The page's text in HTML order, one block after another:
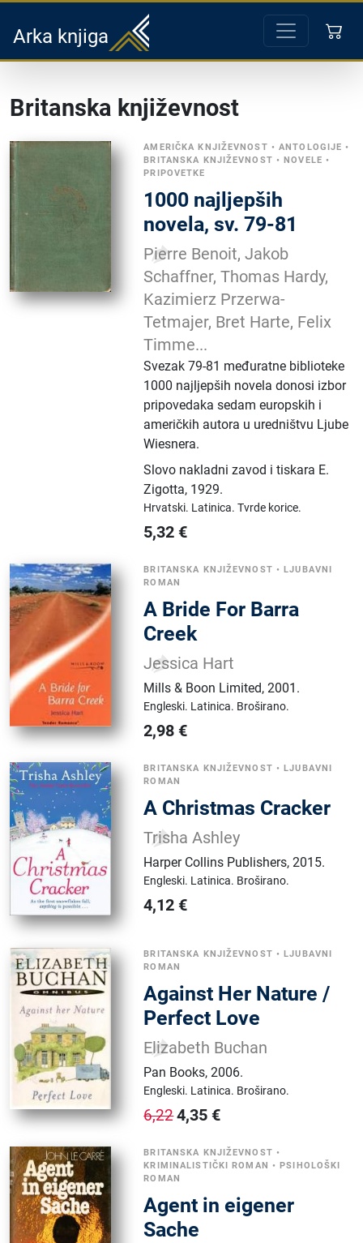
Arka knjiga
Britanska književnost
AMERIČKA KNJIŽEVNOST •ANTOLOGIJE •
BRITANSKA KNJIŽEVNOST •NOVELE •
PRIPOVETKE
1000 najljepših
novela, sv. 79-81
Pierre Benoit, Jakob
Schaffner, Thomas Hardy,
Kazimierz Przerwa-
Tetmajer, Bret Harte, Felix
Timme...
Svezak 79-81 međuratne biblioteke
1000 najljepših novela donosi izbor
pripovedaka sedam europskih i
američkih autora u uredništvu Ljube
Wiesnera.
Slovo nakladni zavod i tiskara E.
Zigotta, 1929.
Hrvatski. Latinica.Tvrde korice.
5,32 €
BRITANSKA KNJIŽEVNOST •LJUBAVNI
ROMAN
A Bride For Barra
Creek
Jessica Hart
Mills & Boon Limited,2001.
Engleski. Latinica. Broširano.
2,98 €
BRITANSKA KNJIŽEVNOST •LJUBAVNI
ROMAN
A Christmas Cracker
Trisha Ashley
Harper Collins Publishers,2015.
Engleski. Latinica. Broširano.
4,12 €
BRITANSKA KNJIŽEVNOST • LJUBAVNI
ROMAN
Against Her Nature /
Perfect Love
Elizabeth Buchan
Pan Books,2006.
Engleski. Latinica. Broširano.
6,224,35 €
BRITANSKA KNJIŽEVNOST •
KRIMINALISTIČKI ROMAN • PSIHOLOŠKI
ROMAN
Agent in eigener
Sache